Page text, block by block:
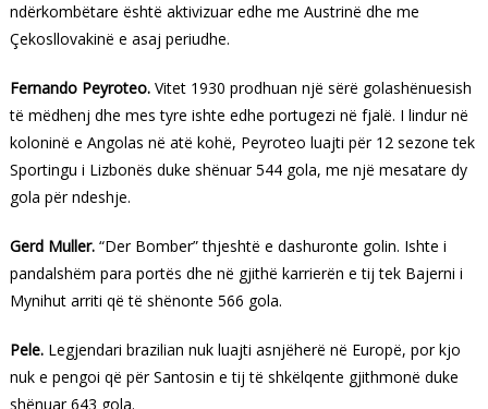
ndërkombëtare është aktivizuar edhe me Austrinë dhe me
Çekosllovakinë e asaj periudhe.
Fernando Peyroteo.Vitet 1930 prodhuan një sërë golashënuesish
të mëdhenj dhe mes tyre ishte edhe portugezi në fjalë. I lindur në
koloninë e Angolas në atë kohë, Peyroteo luajti për 12 sezone tek
Sportingu i Lizbonës duke shënuar 544 gola, me një mesatare dy
gola për ndeshje.
Gerd Muller.“Der Bomber” thjeshtë e dashuronte golin. Ishte i
pandalshëm para portës dhe në gjithë karrierën e tij tek Bajerni i
Mynihut arriti që të shënonte 566 gola.
Pele.Legjendari brazilian nuk luajti asnjëherë në Europë, por kjo
nuk e pengoi që për Santosin e tij të shkëlqente gjithmonë duke
shënuar 643 gola.